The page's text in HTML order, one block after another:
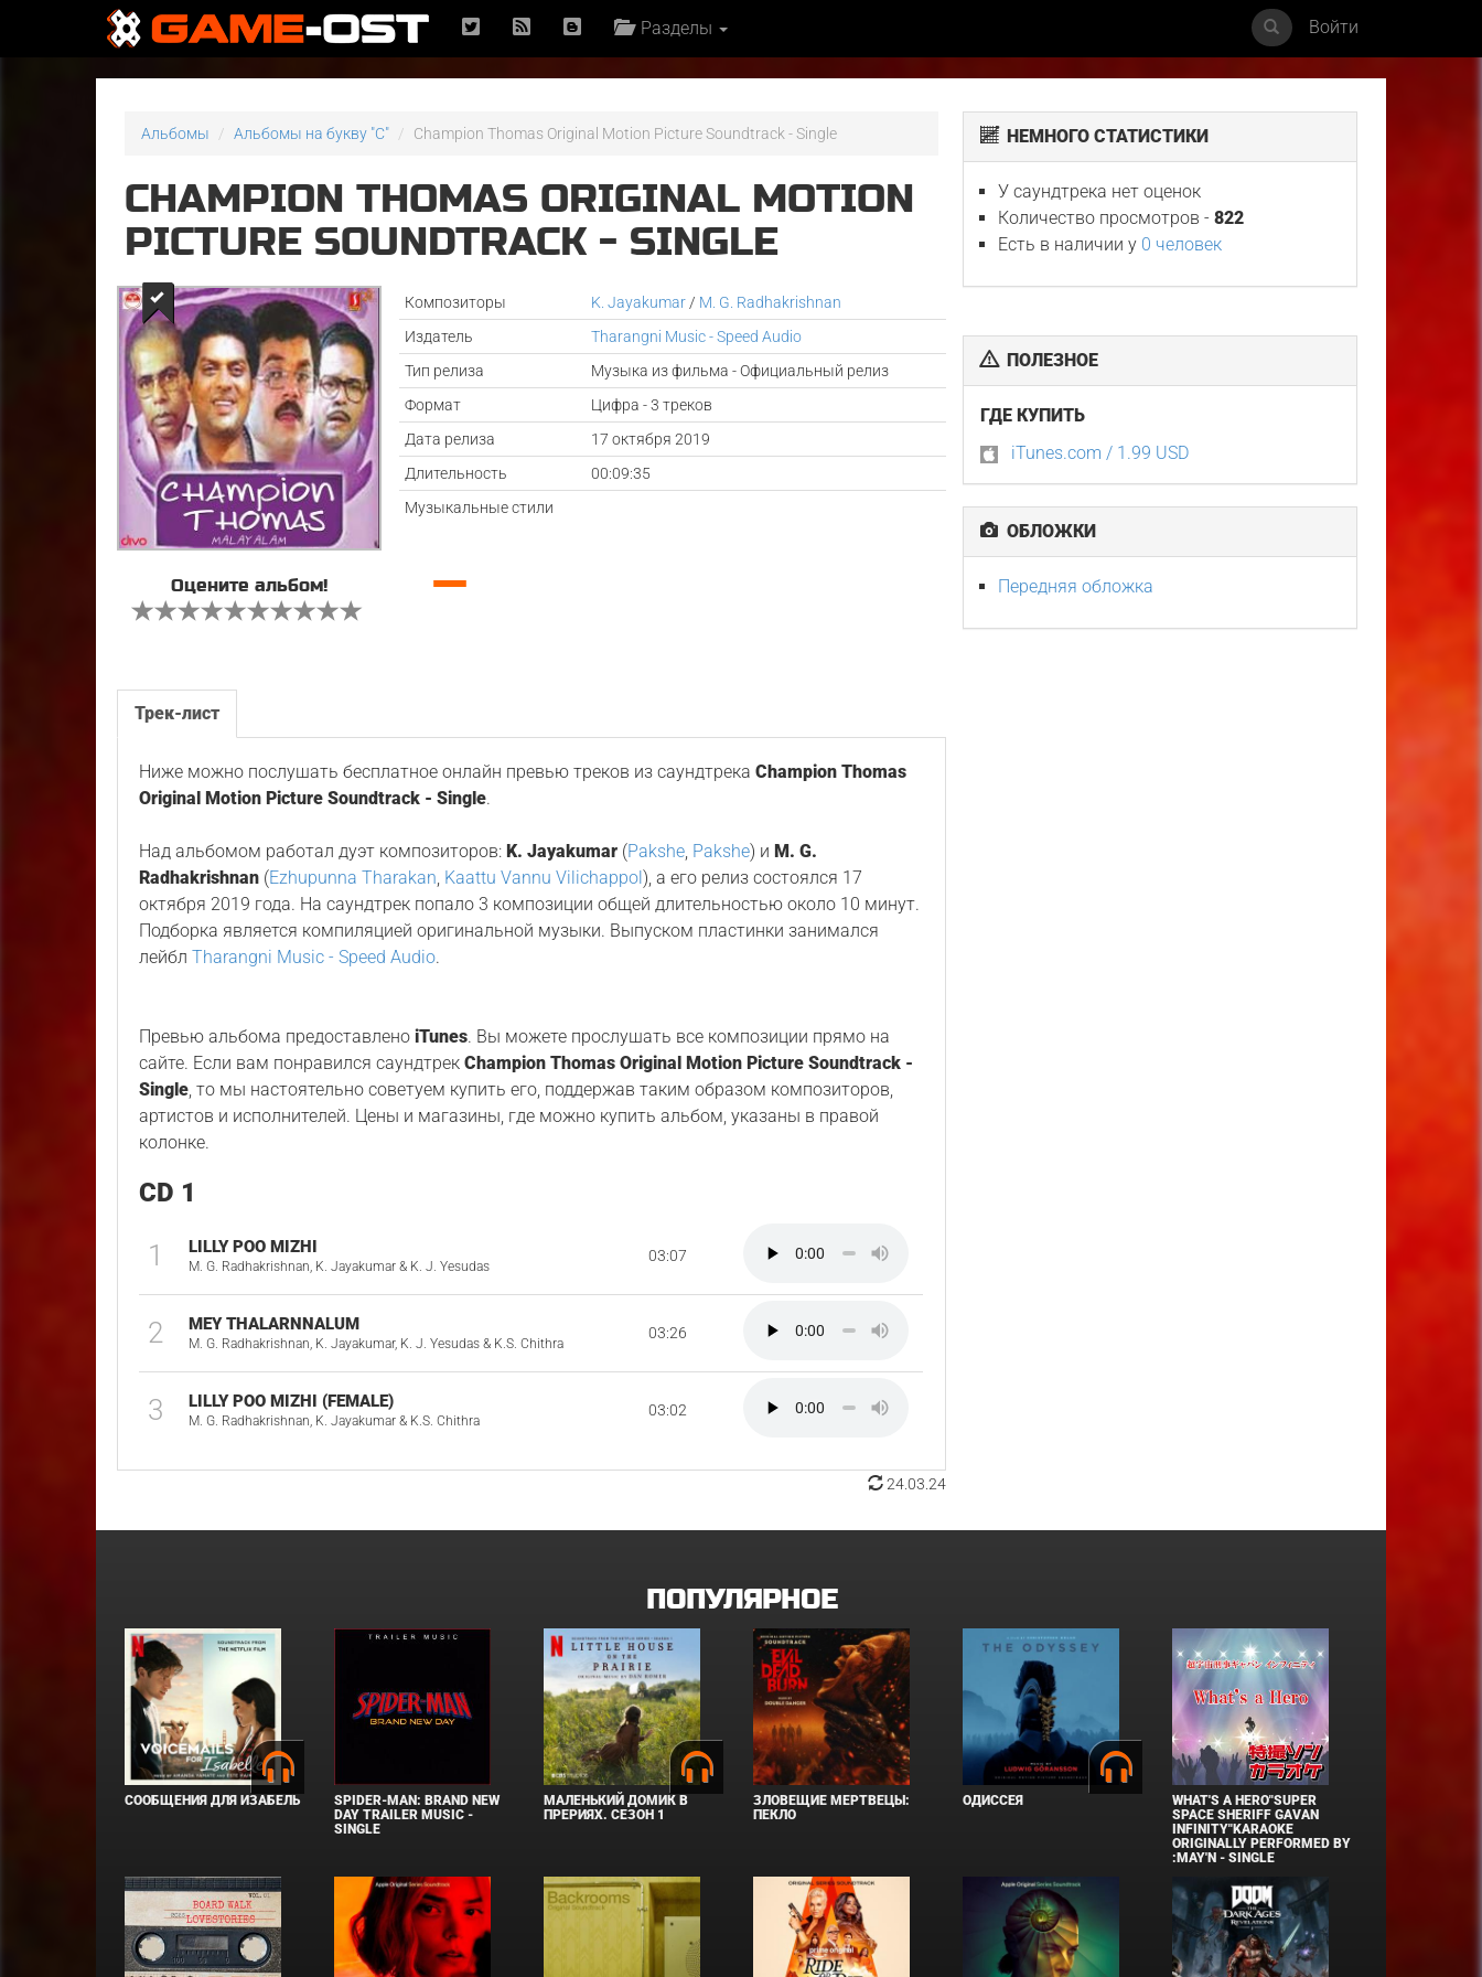
Разделы Войти
Альбомы Альбомы на букву "C" Champion Thomas Original Motion Picture Soundtrack - Single
CHAMPION THOMAS ORIGINAL MOTION
PICTURE SOUNDTRACK - SINGLE
Композиторы K. Jayakumar/ M. G. Radhakrishnan
Издатель
Tharangni Music - Speed Audio
Тип релиза
Музыка из фильма - Официальный релиз
Формат
Цифра - 3 треков
Дата релиза
17 октября 2019
Длительность
00:09:35
Музыкальные стили
Оцените альбом! —
Трек-лист
Ниже можно послушать бесплатное онлайн превью треков из саундтрекаChampion Thomas
Original Motion Picture Soundtrack - Single.
Над альбомом работал дуэт композиторов: K. Jayakumar (Pakshe, Pakshe) и M. G.
Radhakrishnan (Ezhupunna Tharakan, Kaattu Vannu Vilichappol ), а его релиз состоялся 17
октября 2019 года. На саундтрек попало 3 композиции общей длительностью около 10 минут.
Подборка является компиляцией оригинальной музыки. Выпуском пластинки занимался
лейблTharangni Music - Speed Audio.
Превью альбома предоставленоiTunes. Вы можете прослушать все композиции прямо на
сайте. Если вам понравился саундтрекChampion Thomas Original Motion Picture Soundtrack -
Single, то мы настоятельно советуем купить его, поддержав таким образом композиторов,
артистов и исполнителей. Цены и магазины, где можно купить альбом, указаны в правой
колонке.
CD 1
1 LILLY POO MIZHI
M. G. Radhakrishnan, K. Jayakumar & K. J. Yesudas
03:07
2 MEY THALARNNALUM
M. G. Radhakrishnan, K. Jayakumar, K. J. Yesudas & K.S. Chithra
03:26
3 LILLY POO MIZHI (FEMALE)
M. G. Radhakrishnan, K. Jayakumar & K.S. Chithra
03:02
24.03.24
НЕМНОГО СТАТИСТИКИ
У саундтрека нет оценок
Количество просмотров -822
Есть в наличии у 0 человек
ПОЛЕЗНОЕ
ГДЕ КУПИТЬ
iTunes.com / 1.99 USD
ОБЛОЖКИ
Передняя обложка
ПОПУЛЯРНОЕ
СООБЩЕНИЯ ДЛЯ ИЗАБЕЛЬ
SPIDER-MAN: BRAND NEW
DAY TRAILER MUSIC -
SINGLE
МАЛЕНЬКИЙ ДОМИК В
ПРЕРИЯХ. СЕЗОН 1
ЗЛОВЕЩИЕ МЕРТВЕЦЫ:
ПЕКЛО
ОДИССЕЯ
WHAT'S A HERO"SUPER
SPACE SHERIFF GAVAN
INFINITY"KARAOKE
ORIGINALLY PERFORMED BY
:MAY'N - SINGLE